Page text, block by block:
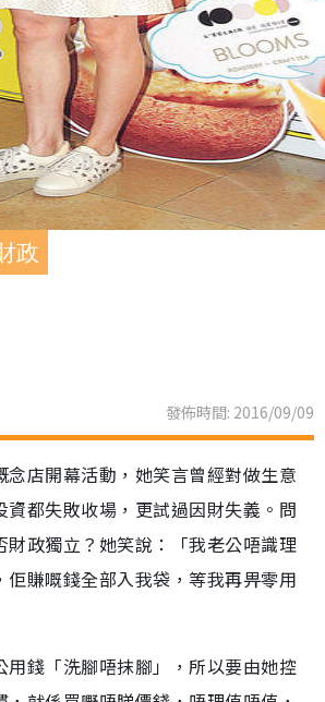
政
發佈時間: 2016/09/09
念店開幕活動，她笑言曾經對做生意
資都失敗收場，更試過因財失義。問
財政獨立？她笑說：「我老公唔識理
佢賺嘅錢全部入我袋，等我再畀零用
用錢「洗腳唔抹腳」，所以要由她控